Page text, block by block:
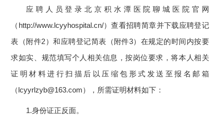
应聘人员登录北京积水潭医院聊城医院官网
（http://www.lcyyhospital.cn/）查看招聘简章并下载应聘登记
表（附件2）和应聘登记简表（附件3）在规定的时间内按要
求如实、规范填写个人相关信息，按岗位要求，将本人相关
证明材料进行扫描后以压缩包形式发送至报名邮箱
（lcyyrlzyb@163.com），所需证明材料如下：
1.身份证正反面。